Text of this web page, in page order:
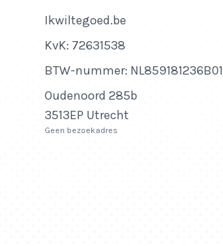
Bedrijfsnaam
Ikwiltegoed.be
KvK-nummer
KvK: 72631538
Btw-nummer
BTW-nummer: NL859181236B01
Adres
Oudenoord 285b
3513EP Utrecht
Geen bezoekadres